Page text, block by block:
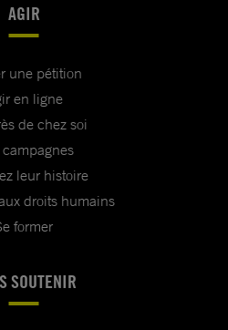
AGIR
une pétition
en ligne
de chez soi
leur histoire
droits humains
former
SOUTENIR